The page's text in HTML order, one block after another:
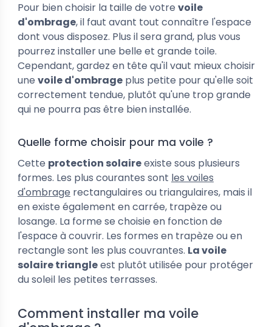
Pour bien choisir la taille de votre voile
d'ombrage, il faut avant tout connaître l'espace
dont vous disposez. Plus il sera grand, plus vous
pourrez installer une belle et grande toile.
Cependant, gardez en tête qu'il vaut mieux choisir
une voile d'ombrage plus petite pour qu'elle soit
correctement tendue, plutôt qu'une trop grande
qui ne pourra pas être bien installée.
Quelle forme choisir pour ma voile ?
Cette protection solaireexiste sous plusieurs
formes. Les plus courantes sont les voiles
d'ombrage rectangulaires ou triangulaires, mais il
en existe également en carrée, trapèze ou
losange. La forme se choisie en fonction de
l'espace à couvrir. Les formes en trapèze ou en
rectangle sont les plus couvrantes. La voile
solaire triangleest plutôt utilisée pour protéger
du soleil les petites terrasses.
Comment installer ma voile